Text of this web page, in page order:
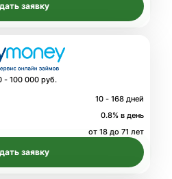
заявку
- 100 000 руб.
10 - 168 дней
0.8% в день
от 18 до 71 лет
заявку